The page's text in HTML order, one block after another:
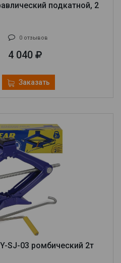
подкатной, 2
0 отзывов
4 040
Заказать
SJ-03 ромбический 2т